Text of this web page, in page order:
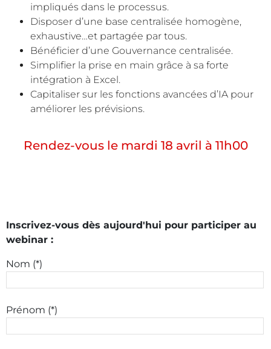
impliqués dans le processus.
Disposer d’une base centralisée homogène,
exhaustive…et partagée par tous.
Bénéficier d’une Gouvernance centralisée.
Simplifier la prise en main grâce à sa forte
intégration à Excel.
Capitaliser sur les fonctions avancées d’IA pour
améliorer les prévisions.
Rendez-vous le mardi 18 avril à 11h00
Inscrivez-vous dès aujourd'hui pour participer au
webinar :
Nom (*)
Prénom (*)